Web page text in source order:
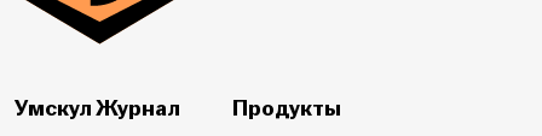
Умскул Журнал
Продукты